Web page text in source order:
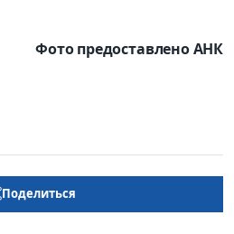
Фото предоставлено АНК
Поделиться